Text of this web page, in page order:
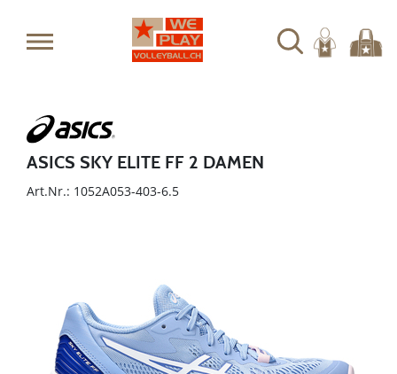
ASICS SKY ELITE FF 2 DAMEN
Art.Nr.: 1052A053-403-6.5